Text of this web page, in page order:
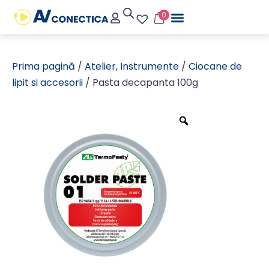
0
Prima pagină / Atelier, Instrumente / Ciocane de
lipit si accesorii / Pasta decapanta 100g